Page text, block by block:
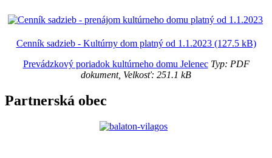
Cenník sadzieb - Kultúrny dom platný od 1.1.2023 (127.5 kB)
Prevádzkový poriadok kultúrneho domu JelenecTyp: PDF
dokument, Velkosť: 251.1 kB
Partnerská obec